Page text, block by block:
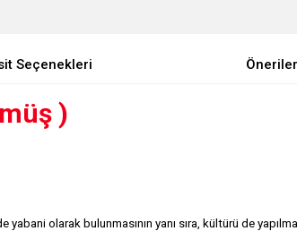
Seçenekleri
)
olarak bulunmasının yanı sıra, kültürü de